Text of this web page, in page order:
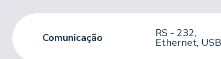
Comunicação RS - 232,
Ethernet,